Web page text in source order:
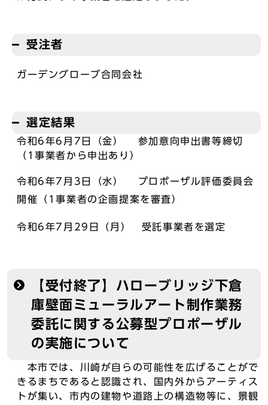
受注者
ガーデングローブ合同会社
選定結果
令和6年6月7日（金） 参加意向申出書等締切
（1事業者から申出あり）
令和6年7月3日（水） プロポーザル評価委員会
開催（1事業者の企画提案を審査）
令和6年7月29日（月） 受託事業者を選定
【受付終了】ハローブリッジ下倉
庫壁面ミューラルアート制作業務
委託に関する公募型プロポーザル
の実施について
本市では、川崎が自らの可能性を広げることがで
きるまちであると認識され、国内外からアーティス
トが集い、市内の建物や道路上の構造物等に、景観